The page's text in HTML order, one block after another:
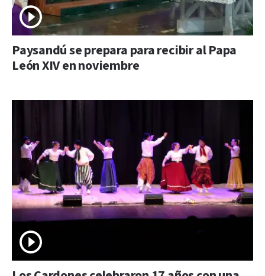
Paysandú se prepara para recibir al Papa
León XIV en noviembre